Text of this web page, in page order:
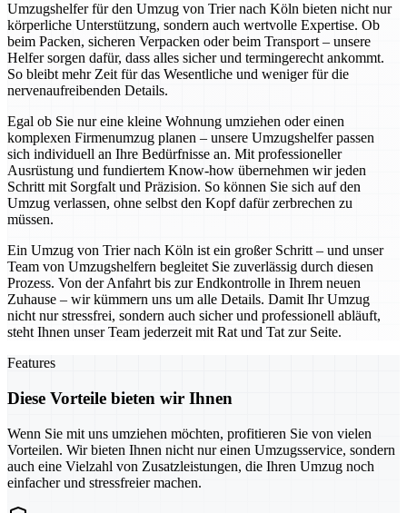
Umzugshelfer für den Umzug von Trier nach Köln bieten nicht nur
körperliche Unterstützung, sondern auch wertvolle Expertise. Ob
beim Packen, sicheren Verpacken oder beim Transport – unsere
Helfer sorgen dafür, dass alles sicher und termingerecht ankommt.
So bleibt mehr Zeit für das Wesentliche und weniger für die
nervenaufreibenden Details.
Egal ob Sie nur eine kleine Wohnung umziehen oder einen
komplexen Firmenumzug planen – unsere Umzugshelfer passen
sich individuell an Ihre Bedürfnisse an. Mit professioneller
Ausrüstung und fundiertem Know-how übernehmen wir jeden
Schritt mit Sorgfalt und Präzision. So können Sie sich auf den
Umzug verlassen, ohne selbst den Kopf dafür zerbrechen zu
müssen.
Ein Umzug von Trier nach Köln ist ein großer Schritt – und unser
Team von Umzugshelfern begleitet Sie zuverlässig durch diesen
Prozess. Von der Anfahrt bis zur Endkontrolle in Ihrem neuen
Zuhause – wir kümmern uns um alle Details. Damit Ihr Umzug
nicht nur stressfrei, sondern auch sicher und professionell abläuft,
steht Ihnen unser Team jederzeit mit Rat und Tat zur Seite.
Features
Diese Vorteile bieten wir Ihnen
Wenn Sie mit uns umziehen möchten, profitieren Sie von vielen
Vorteilen. Wir bieten Ihnen nicht nur einen Umzugsservice, sondern
auch eine Vielzahl von Zusatzleistungen, die Ihren Umzug noch
einfacher und stressfreier machen.